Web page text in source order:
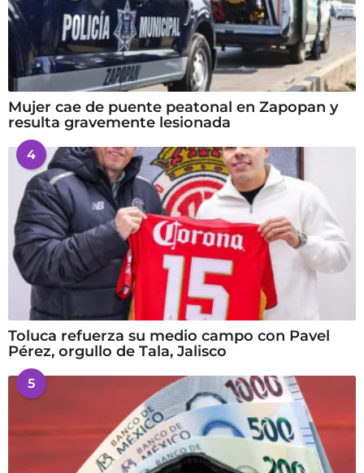
Mujer cae de puente peatonal en Zapopan y
resulta gravemente lesionada
4
Toluca refuerza su medio campo con Pavel
Pérez, orgullo de Tala, Jalisco
5